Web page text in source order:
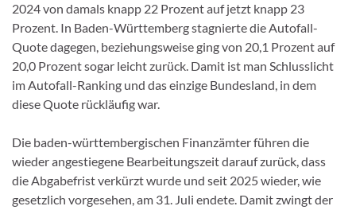
2024 von damals knapp 22 Prozent auf jetzt knapp 23
Prozent. In Baden-Württemberg stagnierte die Autofall-
Quote dagegen, beziehungsweise ging von 20,1 Prozent auf
20,0 Prozent sogar leicht zurück. Damit ist man Schlusslicht
im Autofall-Ranking und das einzige Bundesland, in dem
diese Quote rückläufig war.
Die baden-württembergischen Finanzämter führen die
wieder angestiegene Bearbeitungszeit darauf zurück, dass
die Abgabefrist verkürzt wurde und seit 2025 wieder, wie
gesetzlich vorgesehen, am 31. Juli endete. Damit zwingt der